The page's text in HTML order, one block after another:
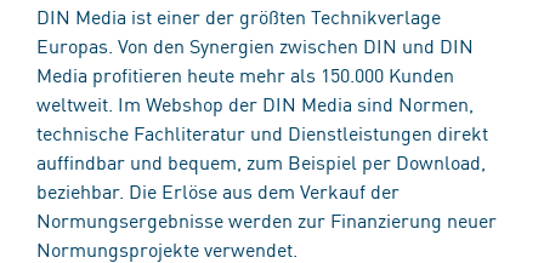
DIN Media ist einer der größten Technikverlage
Europas. Von den Synergien zwischen DIN und DIN
Media profitieren heute mehr als 150.000 Kunden
weltweit. Im Webshop der DIN Media sind Normen,
technische Fachliteratur und Dienstleistungen direkt
auffindbar und bequem, zum Beispiel per Download,
beziehbar. Die Erlöse aus dem Verkauf der
Normungsergebnisse werden zur Finanzierung neuer
Normungsprojekte verwendet.